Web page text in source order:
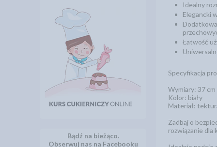
Bądź na bieżąco.
Obserwuj nas na Facebooku
Idealny
Elegancki
Łatwość
Specyfikacja
Wymiary: 37
Kolor: biały
Materiał:
Zadbaj o
rozwiązanie